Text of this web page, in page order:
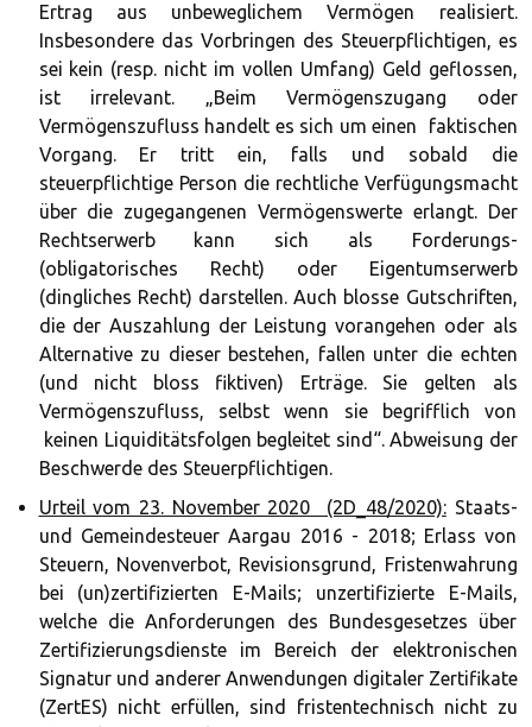
Ertrag aus unbeweglichem Vermögen realisiert.
Insbesondere das Vorbringen des Steuerpflichtigen, es
sei kein (resp. nicht im vollen Umfang) Geld geflossen,
ist irrelevant. „Beim Vermögenszugang oder
Vermögenszufluss handelt es sich um einen faktischen
Vorgang. Er tritt ein, falls und sobald die
steuerpflichtige Person die rechtliche Verfügungsmacht
über die zugegangenen Vermögenswerte erlangt. Der
Rechtserwerb kann sich als Forderungs-
(obligatorisches Recht) oder Eigentumserwerb
(dingliches Recht) darstellen. Auch blosse Gutschriften,
die der Auszahlung der Leistung vorangehen oder als
Alternative zu dieser bestehen, fallen unter die echten
(und nicht bloss fiktiven) Erträge. Sie gelten als
Vermögenszufluss, selbst wenn sie begrifflich von
keinen Liquiditätsfolgen begleitet sind“. Abweisung der
Beschwerde des Steuerpflichtigen.
Urteil vom 23. November 2020 (2D_48/2020):Staats-
und Gemeindesteuer Aargau 2016 - 2018; Erlass von
Steuern, Novenverbot, Revisionsgrund, Fristenwahrung
bei (un)zertifizierten E-Mails; unzertifizierte E-Mails,
welche die Anforderungen des Bundesgesetzes über
Zertifizierungsdienste im Bereich der elektronischen
Signatur und anderer Anwendungen digitaler Zertifikate
(ZertES) nicht erfüllen, sind fristentechnisch nicht zu